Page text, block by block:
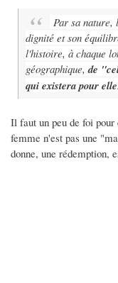
Par sa nature,
dignité et son
l'histoire, à chaque
géographique,de
qui existera pour elle.
Il faut un peu de foi
femme n'est pas une
donne, une rédemption,